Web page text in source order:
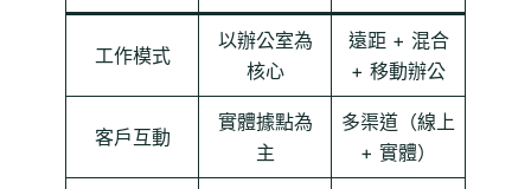
工作模式
以辦公室為
核心
遠距 + 混合
+ 移動辦公
客戶互動
實體據點為
主
多渠道（線上
+ 實體）